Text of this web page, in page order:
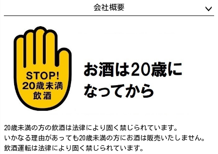
会社概要
20歳未満の方の飲酒は法律により固く禁じられています。
いかなる理由があっても20歳未満の方にお酒は販売いたしません。
飲酒運転は法律により固く禁じられています。